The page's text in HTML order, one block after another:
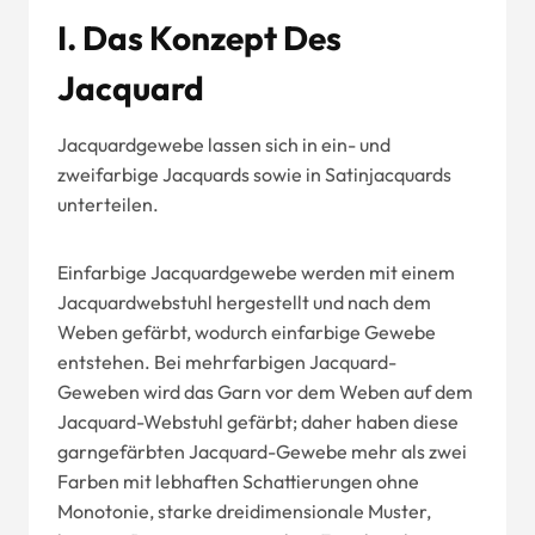
I. Das Konzept Des
Jacquard
Jacquardgewebe lassen sich in ein- und
zweifarbige Jacquards sowie in Satinjacquards
unterteilen.
Einfarbige Jacquardgewebe werden mit einem
Jacquardwebstuhl hergestellt und nach dem
Weben gefärbt, wodurch einfarbige Gewebe
entstehen. Bei mehrfarbigen Jacquard-
Geweben wird das Garn vor dem Weben auf dem
Jacquard-Webstuhl gefärbt; daher haben diese
garngefärbten Jacquard-Gewebe mehr als zwei
Farben mit lebhaften Schattierungen ohne
Monotonie, starke dreidimensionale Muster,